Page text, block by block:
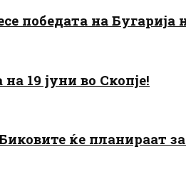
победата на Бугарија
19 јуни во Скопје!
ќе планираат